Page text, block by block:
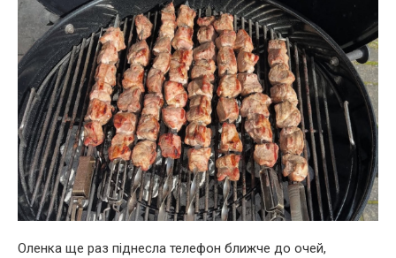
Оленка ще раз піднесла телефон ближче до очей,